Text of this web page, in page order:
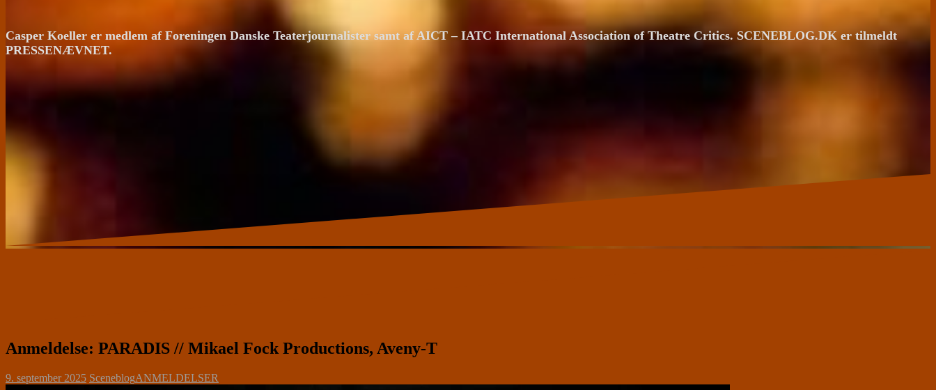
Casper Koeller er medlem af Foreningen Danske Teaterjournalister samt af AICT – IATC International Association of Theatre Critics. SCENEBLOG.DK er tilmeldt
PRESSENÆVNET.
Anmeldelse: PARADIS // Mikael Fock Productions, Aveny-T
9. september 2025 SceneblogANMELDELSER